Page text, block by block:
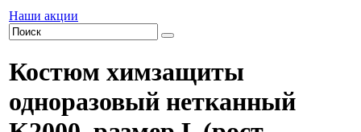
Наши акции
Костюм химзащиты
одноразовый нетканный